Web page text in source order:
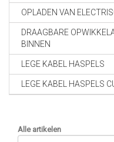
OPLADEN VAN
DRAAGBARE
BINNEN
LEGE KABEL HASPELS
LEGE KABEL HASPELS
Alle artikelen